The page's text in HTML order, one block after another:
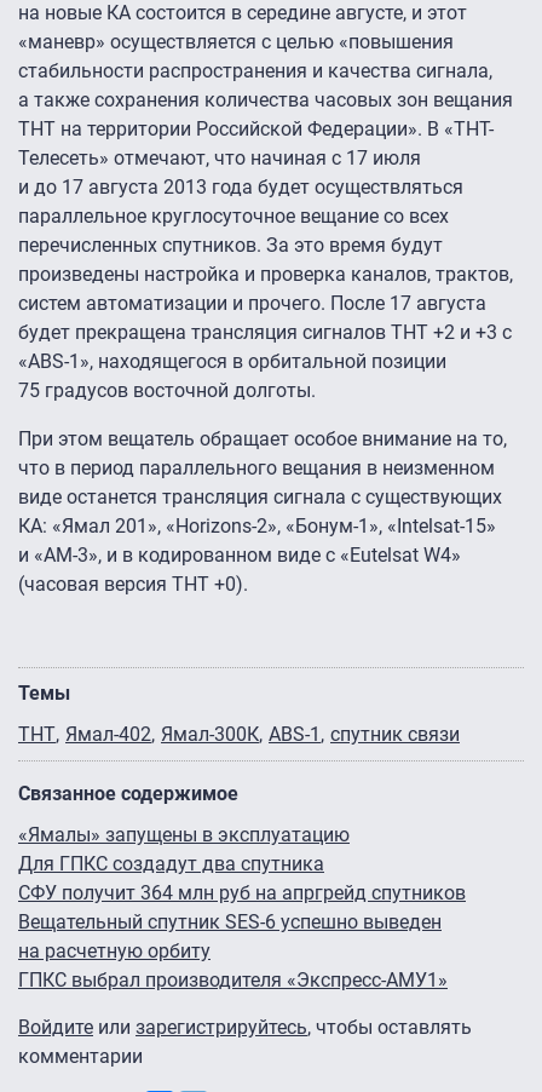
на новые КА состоится в середине августе, и этот
«маневр» осуществляется с целью «повышения
стабильности распространения и качества сигнала,
а также сохранения количества часовых зон вещания
ТНТ на территории Российской Федерации». В «ТНТ-
Телесеть» отмечают, что начиная с 17 июля
и до 17 августа 2013 года будет осуществляться
параллельное круглосуточное вещание со всех
перечисленных спутников. За это время будут
произведены настройка и проверка каналов, трактов,
систем автоматизации и прочего. После 17 августа
будет прекращена трансляция сигналов ТНТ +2 и +3 с
«ABS-1», находящегося в орбитальной позиции
75 градусов восточной долготы.
При этом вещатель обращает особое внимание на то,
что в период параллельного вещания в неизменном
виде останется трансляция сигнала с существующих
КА: «Ямал 201», «Horizons-2», «Бонум-1», «Intelsat-15»
и «АМ-3», и в кодированном виде с «Eutelsat W4»
(часовая версия ТНТ +0).
Темы
ТНТ Ямал-402 Ямал-300К ABS-1 спутник связи
Связанное содержимое
«Ямалы» запущены в эксплуатацию
Для ГПКС создадут два спутника
СФУ получит 364 млн руб на апргрейд спутников
Вещательный спутник SES-6 успешно выведен
на расчетную орбиту
ГПКС выбрал производителя «Экспресс-АМУ1»
Войдите или зарегистрируйтесь, чтобы оставлять
комментарии